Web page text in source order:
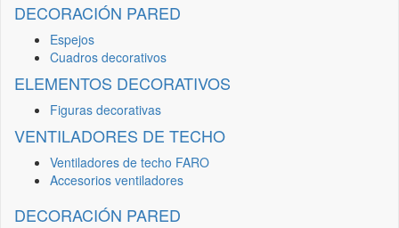
DECORACIÓN PARED
Espejos
Cuadros decorativos
ELEMENTOS DECORATIVOS
Figuras decorativas
VENTILADORES DE TECHO
Ventiladores de techo FARO
Accesorios ventiladores
DECORACIÓN PARED